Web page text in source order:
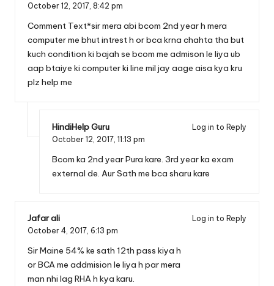
October 12, 2017, 8:42 pm
Comment Text*sir mera abi bcom 2nd year h mera
computer me bhut intrest h or bca krna chahta tha but
kuch condition ki bajah se bcom me admison le liya ub
aap btaiye ki computer ki line mil jay aage aisa kya kru
plz help me
HindiHelp Guru
Log in to Reply
October 12, 2017, 11:13 pm
Bcom ka 2nd year Pura kare. 3rd year ka exam
external de. Aur Sath me bca sharu kare
Jafar ali
Log in to Reply
October 4, 2017, 6:13 pm
Sir Maine 54% ke sath 12th pass kiya h
or BCA me addmision le liya h par mera
man nhi lag RHA h kya karu.